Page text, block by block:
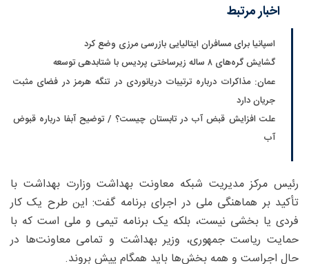
اخبار مرتبط
اسپانیا برای مسافران ایتالیایی بازرسی مرزی وضع کرد
گشایش گره‌های ۸ ساله زیرساختی پردیس با شتابدهی توسعه
عمان: مذاکرات درباره ترتیبات دریانوردی در تنگه هرمز در فضای مثبت
جریان دارد
علت افزایش قبض آب در تابستان چیست؟ / توضیح آبفا درباره قبوض
آب
رئیس مرکز مدیریت شبکه معاونت بهداشت وزارت بهداشت با
تأکید بر هماهنگی ملی در اجرای برنامه گفت: این طرح یک کار
فردی یا بخشی نیست، بلکه یک برنامه تیمی و ملی است که با
حمایت ریاست جمهوری، وزیر بهداشت و تمامی معاونت‌ها در
حال اجراست و همه بخش‌ها باید همگام پیش بروند.